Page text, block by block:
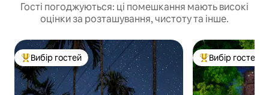
Гості погоджуються: ці помешкання мають високі
оцінки за розташування, чистоту та інше.
Топ вибір гостей
Вибір гостей Топ вибір гостей
Вибір гостей